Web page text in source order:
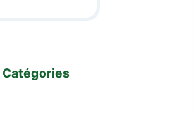
Catégories